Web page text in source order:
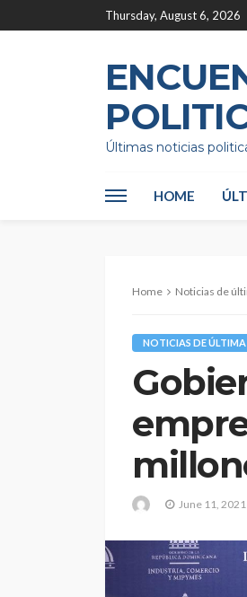
Thursday, August 6, 2026
Últimas noticias
HOME
Home Noticias de
NOTICIAS DE
June 11, 2021